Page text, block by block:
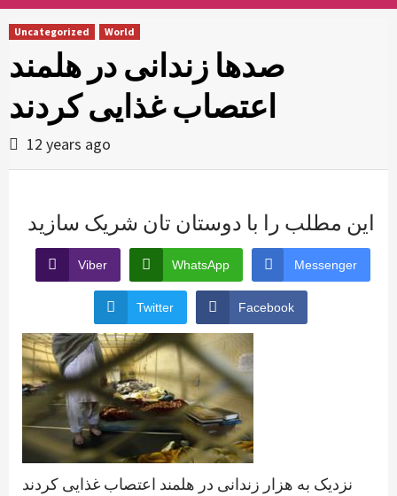
Uncategorized World
صدها زندانی در هلمند
اعتصاب غذایی کردند
12 years ago
این مطلب را با دوستان تان شریک سازید
Viber WhatsApp Messenger
Twitter Facebook
نزدیک به هزار زندانی در هلمند اعتصاب غذایی کردند